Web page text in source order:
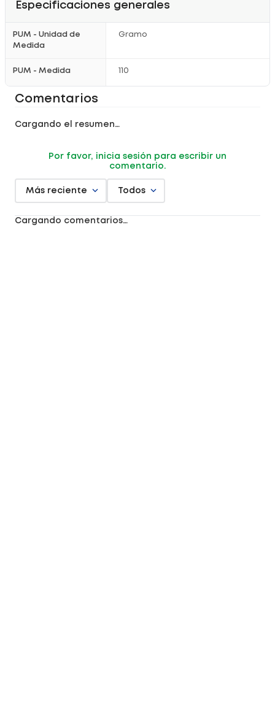
Especificaciones generales
PUM - Unidad de
Medida
Gramo
PUM - Medida 110
Comentarios
Cargando el resumen…
Por favor, inicia sesión para escribir un
comentario.
Más reciente Todos
Cargando comentarios…